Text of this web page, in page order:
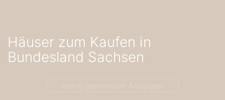
zur
Navigation
zum
Häuser zum Kaufen in
Bundesland Sachsen